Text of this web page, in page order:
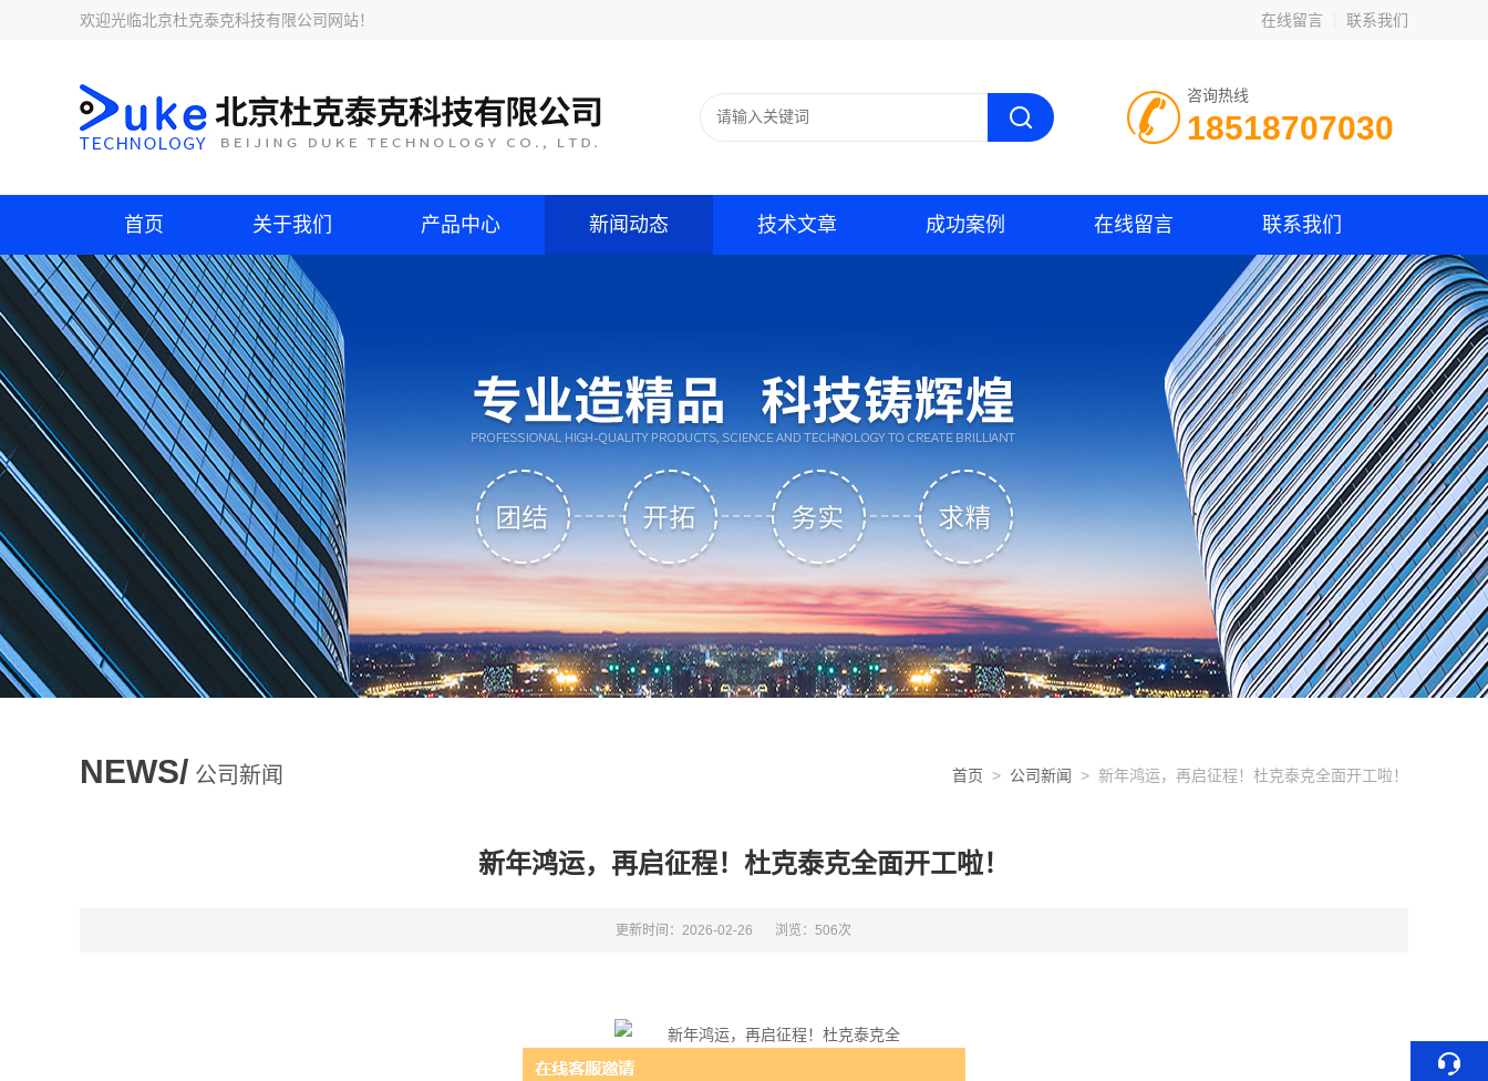
欢迎光临北京杜克泰克科技有限公司网站！ 在线留言 联系我们
咨询热线
18518707030
首页 关于我们 产品中心 新闻动态 技术文章 成功案例 在线留言 联系我们
NEWS/ 公司新闻 首页 > 公司新闻 > 新年鸿运，再启征程！杜克泰克全面开工啦！
新年鸿运，再启征程！杜克泰克全面开工啦！
更新时间：2026-02-26 浏览：506次